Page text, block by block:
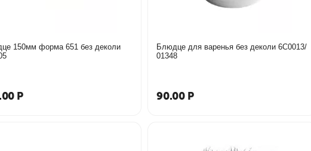
150мм форма 651 без деколи
Р
Блюдце для варенья без деколи 6С0013/
01348
90.00 Р